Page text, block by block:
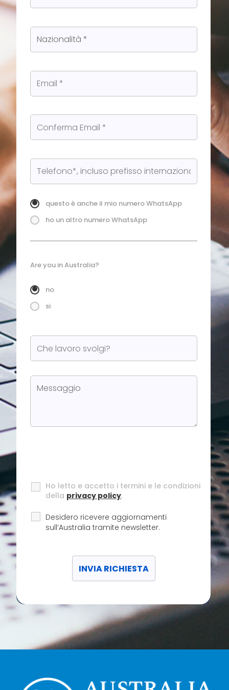
questo è anche il mio numero WhatsApp
ho un altro numero WhatsApp
Are you in Australia?
no
si
Ho letto e accetto i termini e le condizioni
della privacy policy.
Desidero ricevere aggiornamenti
sull’Australia tramite newsletter.